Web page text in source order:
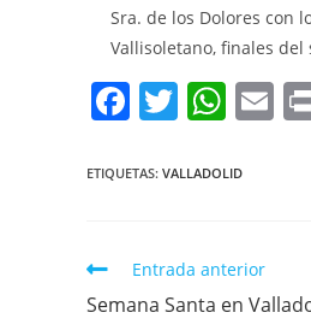
Sra. de los Dolores con
Vallisoletano, finales del
F
c
b
o
T
itt
W
at
A
p
E
ETIQUETAS: VALLADOLID
Entrada anterior
Semana Santa en